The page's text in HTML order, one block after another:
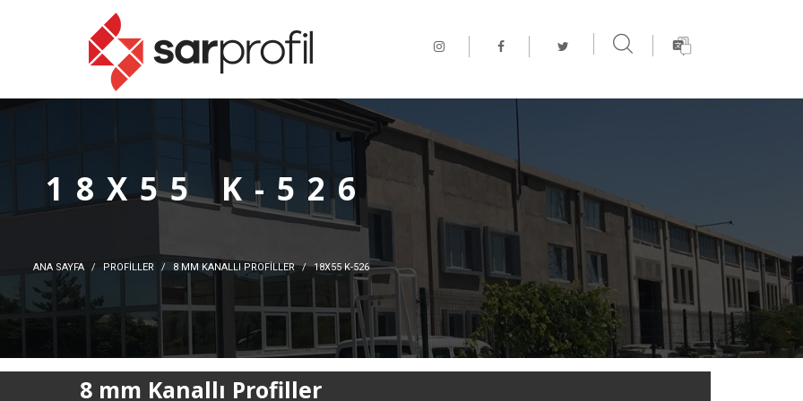
ARAMA YAPIN
18X55 K-526
ANA SAYFA PROFİLLER 8 MM KANALLI PROFILLER 18X55 K-526
8 mm Kanallı Profiller